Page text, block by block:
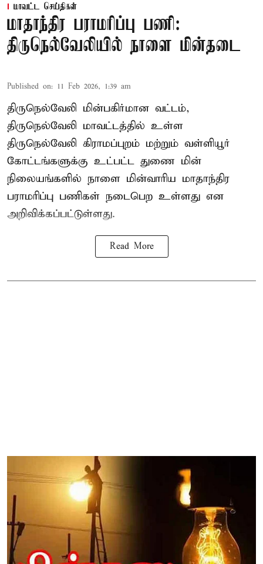
மாவட்ட செய்திகள்
மாதாந்திர பராமரிப்பு பணி:
திருநெல்வேலியில் நாளை மின்தடை
Published on: 11 Feb 2026, 1:39 am
திருநெல்வேலி மின்பகிர்மான வட்டம்,
திருநெல்வேலி மாவட்டத்தில் உள்ள
திருநெல்வேலி கிராமப்புறம் மற்றும் வள்ளியூர்
கோட்டங்களுக்கு உட்பட்ட துணை மின்
நிலையங்களில் நாளை மின்வாரிய மாதாந்திர
பராமரிப்பு பணிகள் நடைபெற உள்ளது என
அறிவிக்கப்பட்டுள்ளது.
Read More